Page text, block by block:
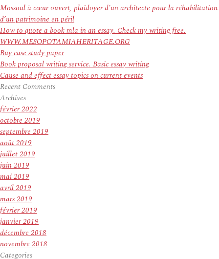
:Mossoul à cœur ouvert, plaidoyer d’un architecte pour la réhabilitation
d’un patrimoine en péril
How to quote a book mla in an essay. Check my writing free.
WWW.MESOPOTAMIAHERITAGE.ORG
Buy case study paper
Book proposal writing service. Basic essay writing
Cause and effect essay topics on current events
Recent Comments
Archives
février 2022
octobre 2019
septembre 2019
août 2019
juillet 2019
juin 2019
mai 2019
avril 2019
mars 2019
février 2019
janvier 2019
décembre 2018
novembre 2018
Categories